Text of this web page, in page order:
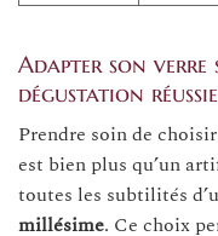
Adapter son verre
dégustation réussie
Prendre soin de
est bien plus qu’un
toutes les subtilités
millésime. Ce choix